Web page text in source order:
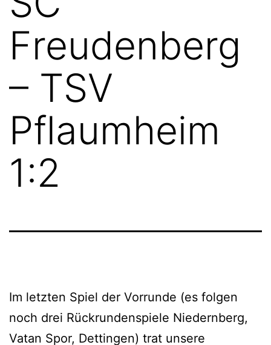
Freudenberg
– TSV
Pflaumheim
1:2
Im letzten Spiel der Vorrunde (es folgen
noch drei Rückrundenspiele Niedernberg,
Vatan Spor, Dettingen) trat unsere